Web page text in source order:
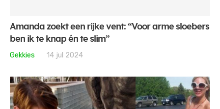
Amanda zoekt een rijke vent: “Voor arme sloebers
ben ik te knap én te slim”
Gekkies
14 jul 2024